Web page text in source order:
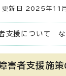
新日 2025年11
者支援について
害者支援施